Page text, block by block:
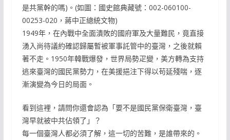
是共黨幹的嗎)。(如圖：國史館典藏號：002-060100-
00253-020，蔣中正總統文物)
1949年，在內戰中全面潰敗的國府軍及大量難民，竟直接
湧入尚待議約確認歸屬暫被軍事託管中的臺灣，之後就賴
著不走。1950年韓戰爆發，世界局勢疋變，美方轉為支持
逃來臺灣的國民黨勢力，在美援挹注下得以苟延殘喘，逐
漸演變為今日的局面。
看到這裡，請問你還會認為「要不是國民黨保衛臺灣，臺
灣早就被中共佔領了」？
每一個臺灣人都必須了解，這一切的苦難，是誰帶來的。